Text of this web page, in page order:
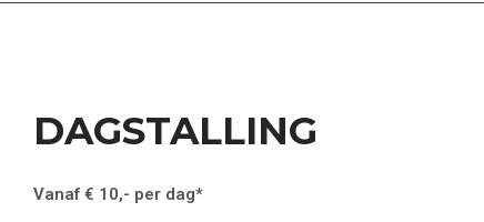
DAGSTALLING
Vanaf € 10,- per dag*